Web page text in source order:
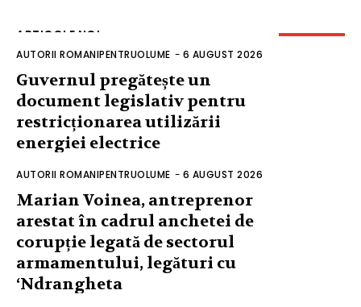
ARTICOLE NOI
AUTORII ROMANIPENTRUOLUME - 6 AUGUST 2026
Guvernul pregătește un
document legislativ pentru
restricționarea utilizării
energiei electrice
AUTORII ROMANIPENTRUOLUME - 6 AUGUST 2026
Marian Voinea, antreprenor
arestat în cadrul anchetei de
corupție legată de sectorul
armamentului, legături cu
‘Ndrangheta